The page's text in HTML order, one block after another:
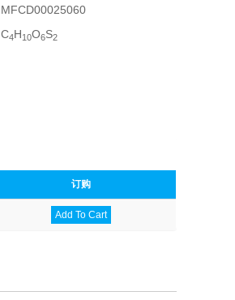
MFCD00025060
C4H10O6S2
订购
Add To Cart